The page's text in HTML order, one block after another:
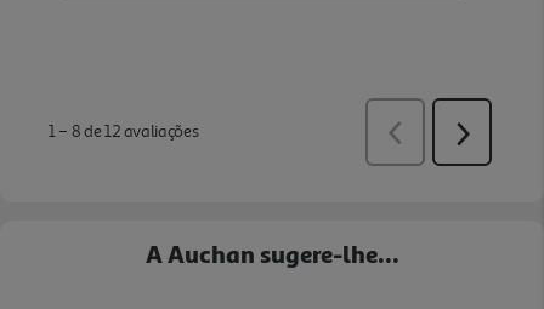
A Auchan sugere-lhe...